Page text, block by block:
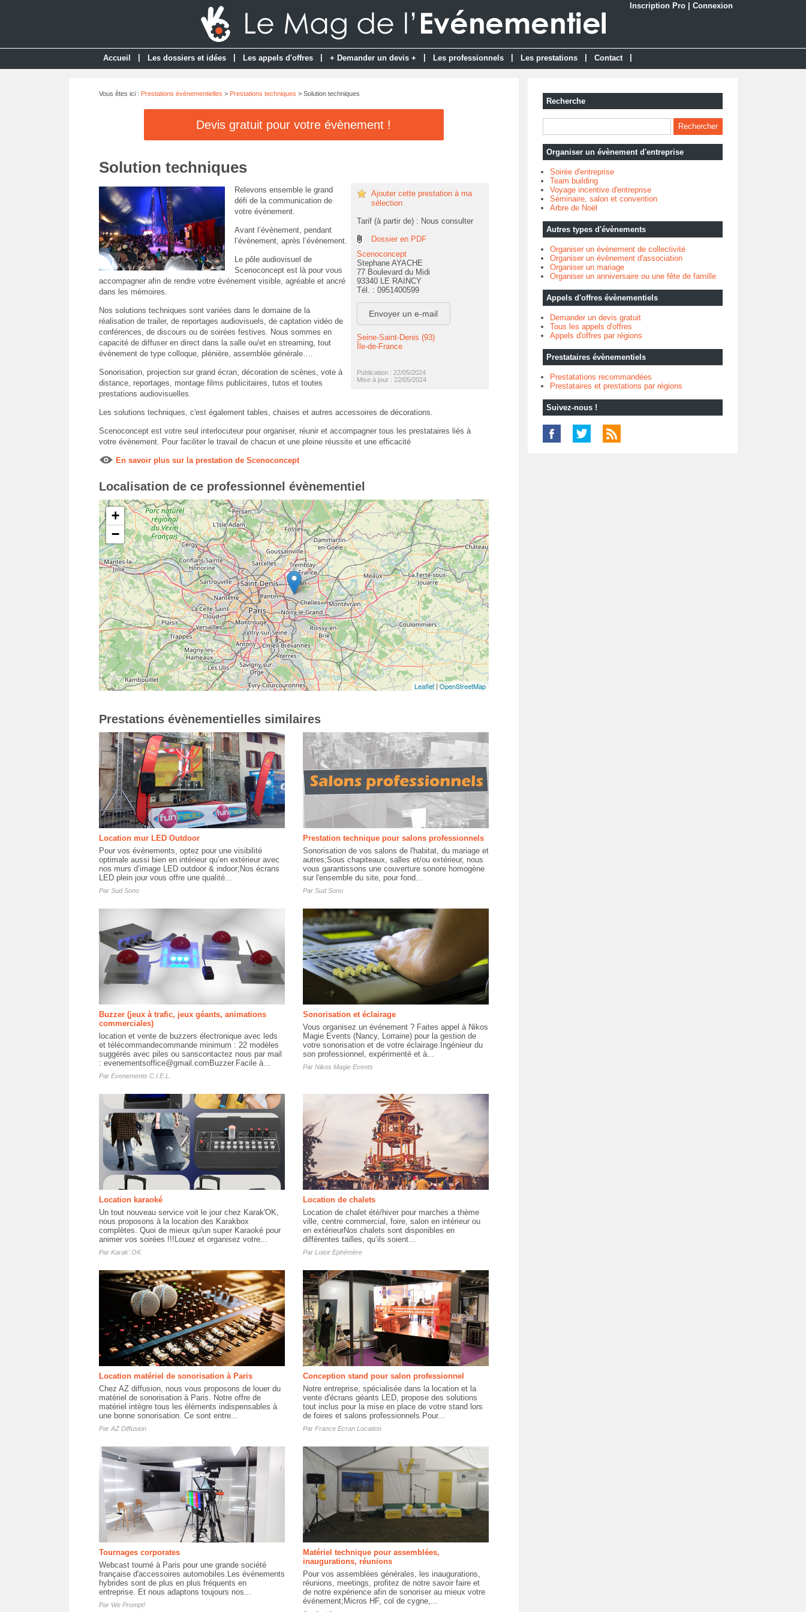
Inscription Pro Connexion
Accueil Les dossiers et idées Les appels d'offres + Demander un devis + Les professionnels Les prestations Contact
Vous êtes ici : Prestations évènementielles > Prestations techniques > Solution techniques
Devis gratuit pour votre évènement !
Solution techniques
Ajouter cette prestation à ma
sélection
Tarif (à partir de) : Nous consulter
Dossier en PDF
Scenoconcept
Stephane AYACHE
77 Boulevard du Midi
93340 LE RAINCY
Tél. : 0951400599
Envoyer un e-mail
Seine-Saint-Denis (93)
Île-de-France
Publication : 22/05/2024
Mise à jour : 22/05/2024
Relevons ensemble le grand
défi de la communication de
votre évènement.
Avant l’évènement, pendant
l’évènement, après l’évènement.
Le pôle audiovisuel de
Scenoconcept est là pour vous
accompagner afin de rendre votre évènement visible, agréable et ancré
dans les mémoires.
Nos solutions techniques sont variées dans le domaine de la
réalisation de trailer, de reportages audiovisuels, de captation vidéo de
conférences, de discours ou de soirées festives. Nous sommes en
capacité de diffuser en direct dans la salle ou/et en streaming, tout
évènement de type colloque, plénière, assemblée générale….
Sonorisation, projection sur grand écran, décoration de scènes, vote à
distance, reportages, montage films publicitaires, tutos et toutes
prestations audiovisuelles.
Les solutions techniques, c'est également tables, chaises et autres accessoires de décorations.
Scenoconcept est votre seul interlocuteur pour organiser, réunir et accompagner tous les prestataires liés à
votre évènement. Pour faciliter le travail de chacun et une pleine réussite et une efficacité
En savoir plus sur la prestation de Scenoconcept
Localisation de ce professionnel évènementiel
+
−
Leaflet|OpenStreetMap
Prestations évènementielles similaires
Location mur LED Outdoor
Pour vos évènements, optez pour une visibilité
optimale aussi bien en intérieur qu’en extérieur avec
nos murs d’image LED outdoor & indoor;Nos écrans
LED plein jour vous offre une qualité...
Par Sud Sono
Prestation technique pour salons professionnels
Sonorisation de vos salons de l'habitat, du mariage et
autres;Sous chapiteaux, salles et/ou extérieur, nous
vous garantissons une couverture sonore homogène
sur l'ensemble du site, pour fond...
Par Sud Sono
Buzzer (jeux à trafic, jeux géants, animations
commerciales)
location et vente de buzzers électronique avec leds
et télécommandecommande minimum : 22 modèles
suggérés avec piles ou sanscontactez nous par mail
: evenementsoffice@gmail.comBuzzer.Facile à...
Par Evenements C.I.E.L.
Sonorisation et éclairage
Vous organisez un événement ? Faites appel à Nikos
Magie Events (Nancy, Lorraine) pour la gestion de
votre sonorisation et de votre éclairage.Ingénieur du
son professionnel, expérimenté et à...
Par Nikos Magie Events
Location karaoké
Un tout nouveau service voit le jour chez Karak'OK,
nous proposons à la location des Karakbox
complètes. Quoi de mieux qu'un super Karaoké pour
animer vos soirées !!!Louez et organisez votre...
Par Karak' OK
Location de chalets
Location de chalet été/hiver pour marches a thème
ville, centre commercial, foire, salon en intérieur ou
en extérieurNos chalets sont disponibles en
différentes tailles, qu’ils soient...
Par Loisir Ephémère
Location matériel de sonorisation à Paris
Chez AZ diffusion, nous vous proposons de louer du
matériel de sonorisation à Paris. Notre offre de
matériel intègre tous les éléments indispensables à
une bonne sonorisation. Ce sont entre...
Par AZ Diffusion
Conception stand pour salon professionnel
Notre entreprise, spécialisée dans la location et la
vente d'écrans géants LED, propose des solutions
tout inclus pour la mise en place de votre stand lors
de foires et salons professionnels.Pour...
Par France Ecran Location
Tournages corporates
Webcast tourné à Paris pour une grande société
française d'accessoires automobiles.Les événements
hybrides sont de plus en plus fréquents en
entreprise. Et nous adaptons toujours nos...
Par We Prompt!
Matériel technique pour assemblées,
inaugurations, réunions
Pour vos assemblées générales, les inaugurations,
réunions, meetings, profitez de notre savoir faire et
de notre expérience afin de sonoriser au mieux votre
événement;Micros HF, col de cygne,...
Recherche
Organiser un évènement d'entreprise
Soirée d'entreprise
Team building
Voyage incentive d'entreprise
Séminaire, salon et convention
Arbre de Noël
Autres types d'évènements
Organiser un évènement de collectivité
Organiser un évènement d'association
Organiser un mariage
Organiser un anniversaire ou une fête de famille
Appels d'offres évènementiels
Demander un devis gratuit
Tous les appels d'offres
Appels d'offres par régions
Prestataires évènementiels
Prestatations recommandées
Prestataires et prestations par régions
Suivez-nous !